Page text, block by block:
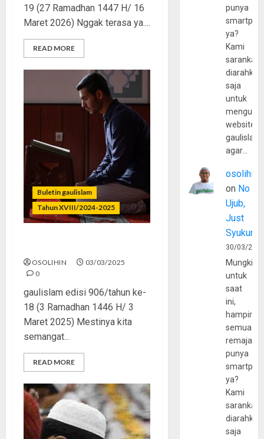
19 (27 Ramadhan 1447 H/ 16
Maret 2026) Nggak terasa ya....
READ MORE
Buletin gaulislam
Tahun XVIII/2024-2025
OSOLIHIN
03/03/2025
0
gaulislam edisi 906/tahun ke-
18 (3 Ramadhan 1446 H/ 3
Maret 2025) Mestinya kita
semangat...
READ MORE
punya
ya?
Kami
sarankan,
diarahkan
saja
untuk
website
agar…
osolihin
on No
Ujub,
Just
Syukur
30/03/
Mungkin
untuk
saat
ini,
hampir
semua
remaja
punya
ya?
Kami
sarankan,
diarahkan
saja